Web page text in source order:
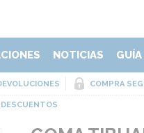
NOTICIAS
COMPRA
DESCUENTOS